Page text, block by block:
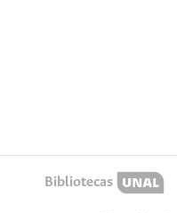
Bibliotecas